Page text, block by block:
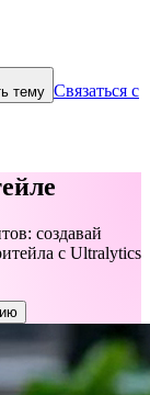
тему Связаться с
создавай
с Ultralytics